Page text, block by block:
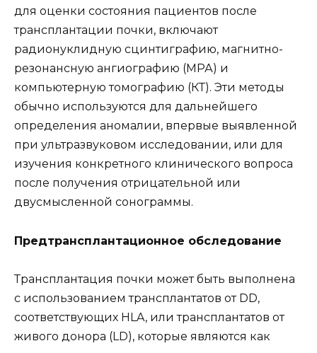
для оценки состояния пациентов после
трансплантации почки, включают
радионуклидную сцинтиграфию, магнитно-
резонансную ангиографию (МРА) и
компьютерную томографию (КТ). Эти методы
обычно используются для дальнейшего
определения аномалии, впервые выявленной
при ультразвуковом исследовании, или для
изучения конкретного клинического вопроса
после получения отрицательной или
двусмысленной сонограммы.
Предтрансплантационное обследование
Трансплантация почки может быть выполнена
с использованием трансплантатов от DD,
соответствующих HLA, или трансплантатов от
живого донора (LD), которые являются как